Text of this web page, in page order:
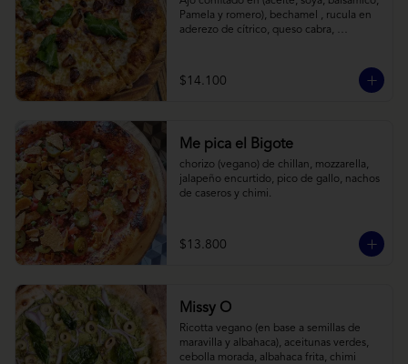
Pamela y romero), bechamel , rucula en
aderezo de cítrico, queso cabra,
$14.100
Me pica el Bigote
chorizo (vegano) de chillan, mozzarella,
jalapeño encurtido, pico de gallo, nachos
de caseros y chimi.
$13.800
Missy O
Ricotta vegano (en base a semillas de
maravilla y albahaca), aceitunas verdes,
cebolla morada, albahaca frita, chimi